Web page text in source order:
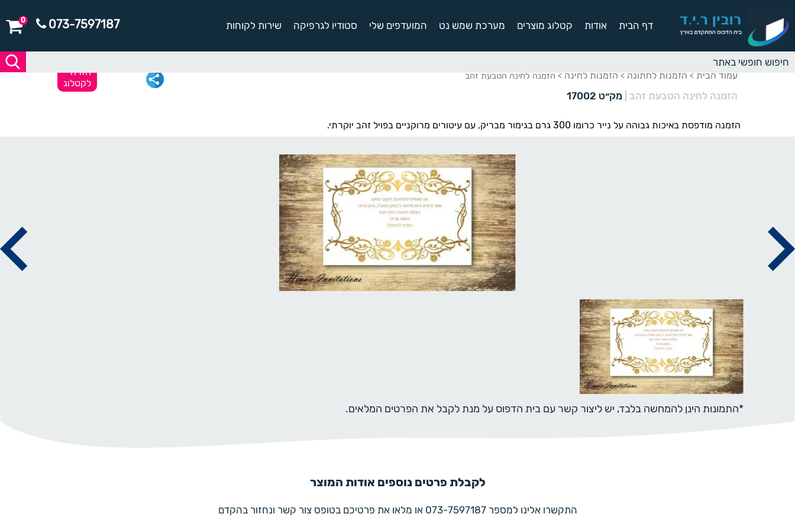
דף הבית אודות קטלוג מוצרים מערכת שמש נט המועדפים שלי סטודיו לגרפיקה שירות לקוחות 073-7597187
0
עמוד הבית > הזמנות לחתונה > הזמנות לחינה > הזמנה לחינה הטבעת זהב
הזמנה לחינה הטבעת זהב מק״ט 17002
חזרה
לקטלוג
הזמנה מודפסת באיכות גבוהה על נייר כרומו 300 גרם בגימור מבריק, עם עיטורים מרוקניים בפויל זהב יוקרתי.
*התמונות הינן להמחשה בלבד, יש ליצור קשר עם בית הדפוס על מנת לקבל את הפרטים המלאים.
לקבלת פרטים נוספים אודות המוצר
התקשרו אלינו למספר 073-7597187 או מלאו את פרטיכם בטופס צור קשר ונחזור בהקדם